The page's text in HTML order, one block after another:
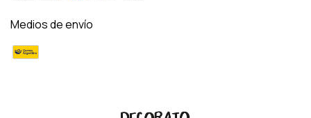
Medios de envío